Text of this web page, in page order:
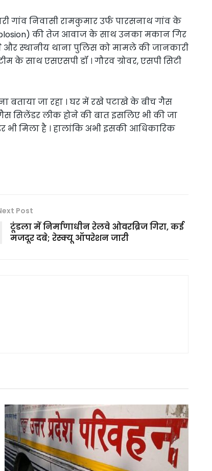
गांव निवासी रामकुमार उर्फ पारसनाथ गांव के
की तेज आवाज के साथ उनका मकान गिर
स्थानीय थाना पुलिस को मामले की जानकारी
के साथ एसएसपी डॉ । गौरव ग्रोवर, एसपी सिटी
बताया जा रहा । घर में रखे पटाखे के बीच गैस
सिलेंडर लीक होने की बात इसलिए भी की जा
मिला है । हालांकि अभी इसकी आधिकारिक
Post
टूंडला में निर्माणाधीन रेलवे ओवरब्रिज गिरा, कई
मजदूर दबे; रेस्क्यू ऑपरेशन जारी